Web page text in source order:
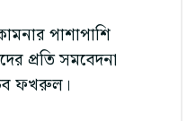
পাশাপাশি
প্রতি সমবেদনা
ফখরুল।